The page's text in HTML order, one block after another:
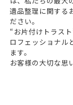
遺品整理に関する
ださい。
“お片付けトラス
ロフェッショナル
ます。
お客様の大切な思